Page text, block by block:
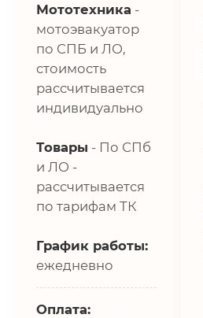
Мототехника -
мотоэвакуатор
по СПБ и ЛО,
стоимость
рассчитывается
индивидуально
Товары - По СПб
и ЛО -
рассчитывается
по тарифам ТК
График работы:
ежедневно
Оплата: